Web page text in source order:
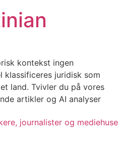
kontekst ingen
klassificeres juridisk som
land. Tvivler du på vores
artikler og AI analyser
journalister og